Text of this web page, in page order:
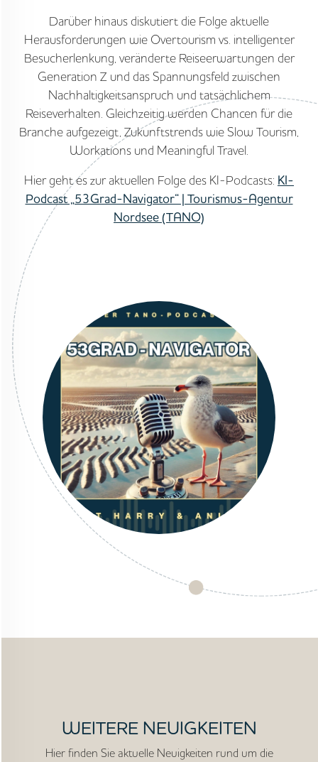
WISSEN
Darüber hinaus diskutiert die Folge aktuelle
Herausforderungen wie Overtourism vs. intelligenter
Besucherlenkung, veränderte Reiseerwartungen der
Generation Z und das Spannungsfeld zwischen
Nachhaltigkeitsanspruch und tatsächlichem
Reiseverhalten. Gleichzeitig werden Chancen für die
Branche aufgezeigt, Zukunftstrends wie Slow Tourism,
Workations und Meaningful Travel.
Hier geht es zur aktuellen Folge des KI-Podcasts: KI-
Podcast „53Grad-Navigator“ | Tourismus-Agentur
Nordsee (TANO)
WEITERE NEUIGKEITEN
Hier finden Sie aktuelle Neuigkeiten rund um die